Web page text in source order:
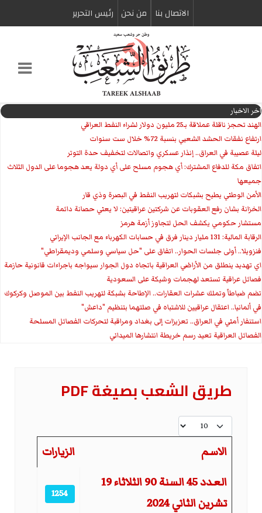
الاتصال بنا من نحن رئیس التحریر
اخر الاخبار
الهند تحجز ناقلة عملاقة بـ25 مليون دولار لشراء النفط العراقي
ارتفاع نفقات الحشد الشعبي بنسبة 72% خلال ست سنوات
ليلة عصيبة في العراق.. إنذار عسكري واتصالات لتخفيف حدة التوتر
‏اتفاق مكة للدفاع المشترك: أي هجوم مسلح على أي دولة يعد هجوما على الدول الثلاث
جميعها
الأمن الوطني يطيح بشبكات لتهريب النفط في البصرة وذي قار
الخزانة بشان رفع العقوبات عن شركتين عراقيتين: لا يعني حصانة دائمة
مستشار حكومي يكشف الحل لتجاوز أزمة هرمز
الرقابة المالية: 131 مليار دينار فرق في حسابات الكهرباء مع الجانب الإيراني
فنزويلا.. أولى جلسات الحوار.. اتفاق على "حل سياسي وسلمي وديمقراطي"
اي تهديد ينطلق من الأراضي العراقية باتجاه دول الجوار سيواجه باجراءات قانونية حازمة
فصائل عراقية تستعد لهجمات وشيكة على السعودية
تضم ضباطاً وتملك عشرات العقارات.. الإطاحة بشبكة لتهريب النفط بين الموصل وكركوك
في ألمانيا.. اعتقال عراقيين للاشتباه في صلتهما بتنظيم "داعش"
استنفار أمني في العراق.. تعزيزات إلى بغداد ومراقبة لتحركات الفصائل المسلحة
الفصائل العراقية تعيد رسم خريطة انتشارها الميداني
طريق الشعب بصيغة PDF
عدد الإظهارات:
المقالات
الاسم
الزيارات
العدد 45 السنة 90 الثلاثاء 19
تشرين الثاني 2024
1254